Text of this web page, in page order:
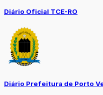
Diário Oficial TCE-RO
Diário Prefeitura de Porto